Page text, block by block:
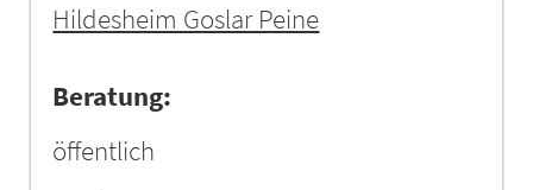
Hildesheim Goslar Peine
Beratung:
öffentlich